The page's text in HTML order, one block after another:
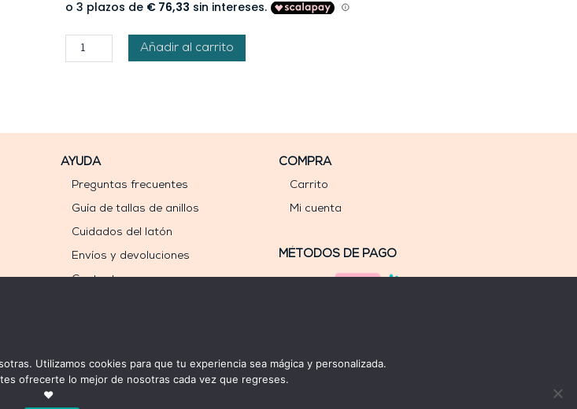
Último
pago
Añadir al carrito
AYUDA
Preguntas frecuentes
Guía de tallas de anillos
Cuidados del latón
Envíos y devoluciones
Contacto
COMPRA
Carrito
Mi cuenta
MÉTODOS DE PAGO
Utilizamos cookies para que tu experiencia sea mágica y personalizada.
ofrecerte lo mejor de nosotras cada vez que regreses.
❤